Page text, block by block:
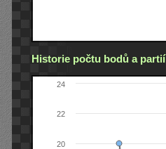
Historie počtu bodů a partií
20
22
24